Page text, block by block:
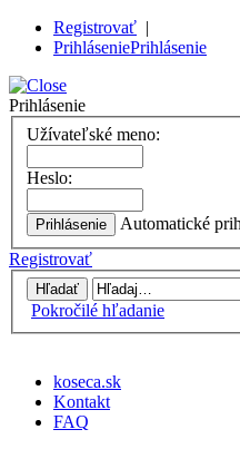
Registrovať |
PrihláseniePrihlásenie
Prihlásenie
Užívateľské meno:
Heslo:
Automatické
Registrovať
Pokročilé hľadanie
koseca.sk
Kontakt
FAQ